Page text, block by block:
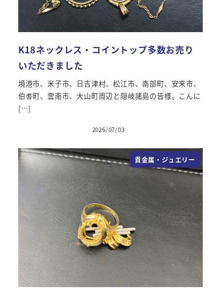
K18ネックレス・コイントップ多数お売り
いただきました
境港市、米子市、日吉津村、松江市、南部町、安来市、
伯耆町、雲南市、大山町周辺と隠岐諸島の皆様。こんに
[…]
投稿日
2026/07/03
貴金属・ジュエリー